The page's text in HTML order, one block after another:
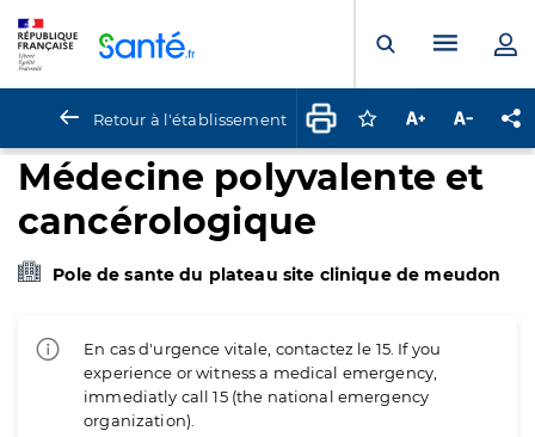
Ouvrir laMenu
Retour à l'établissement Connectez-vous
Augmenter la
Médecine polyvalente et
cancérologique
Pole de sante du plateau site clinique de meudon
En cas d'urgence vitale, contactez le 15. If you
experience or witness a medical emergency,
immediatly call 15 (the national emergency
organization).